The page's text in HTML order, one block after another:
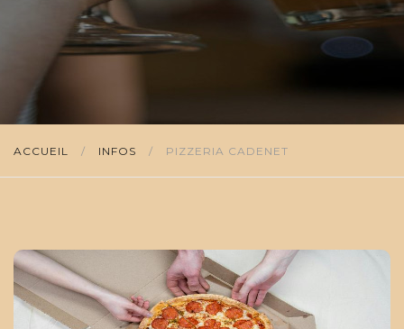
ACCUEIL / INFOS / PIZZERIA CADENET